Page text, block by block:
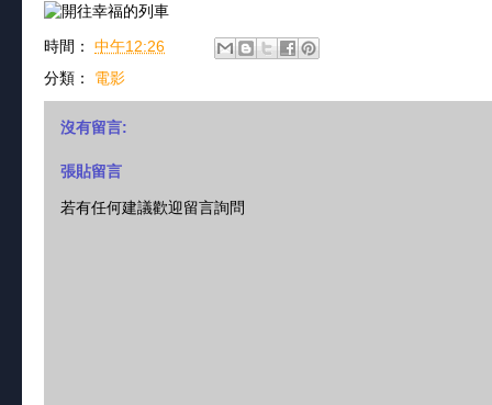
時間： 中午12:26
分類： 電影
沒有留言:
張貼留言
若有任何建議歡迎留言詢問